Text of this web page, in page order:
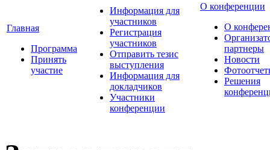
Главная
Программа
Принять
участие
Информация для
участников
Регистрация
участников
Отправить тезис
выступления
Информация для
докладчиков
Участники
конференции
О конференции
О
партнеры
Новости
Решения